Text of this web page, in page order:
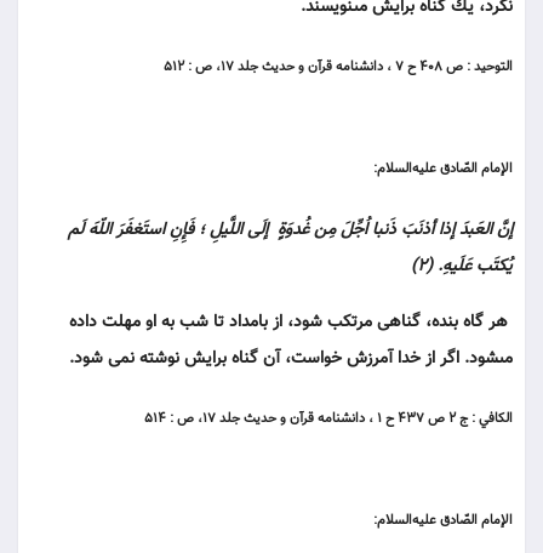
نكرد، يك گناه برايش مى‏نويسند.
التوحيد : ص ۴۰۸ ح ۷ ، دانشنامه قرآن و حديث جلد ۱۷، ص : ۵۱۲
الإمام الصّادق عليه‌السلام:
إنَّ العَبدَ إذا أذنَبَ ذَنبا اُجِّلَ مِن غُدوَةٍ إلَى اللَّيلِ ؛ فَإِنِ استَغفَرَ اللّهَ لَم
يُكتَب عَلَيهِ. (۲)
هر گاه بنده، گناهى مرتكب شود، از بامداد تا شب به او مهلت داده
مى‏شود. اگر از خدا آمرزش خواست، آن گناه برايش نوشته نمى شود.
الكافي : ج ۲ ص ۴۳۷ ح ۱ ، دانشنامه قرآن و حديث جلد ۱۷، ص : ۵۱۴
الإمام الصّادق عليه‌السلام: